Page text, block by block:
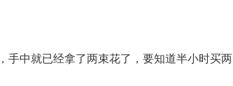
中就已经拿了两束花了，要知道半小时买两